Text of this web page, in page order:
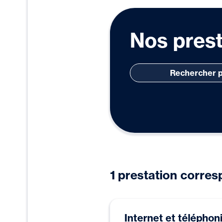
Nos
1 prestation
Internet et